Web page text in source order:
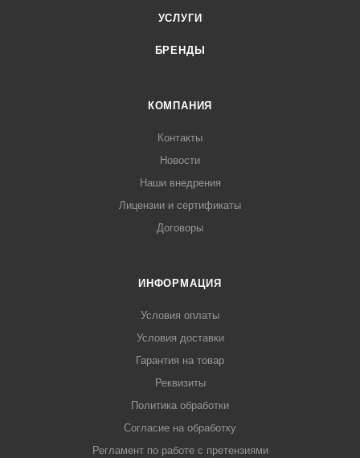
УСЛУГИ
БРЕНДЫ
КОМПАНИЯ
Контакты
Новости
Наши внедрения
Лицензии и сертификаты
Договоры
ИНФОРМАЦИЯ
Условия оплаты
Условия доставки
Гарантия на товар
Реквизиты
Политика обработки
Согласие на обработку
Регламент по работе с претензиями